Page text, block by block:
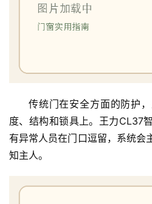
传统门在安全方面的防护
度、结构和锁具上。王力CL37
有异常人员在门口逗留，系统会
知主人。